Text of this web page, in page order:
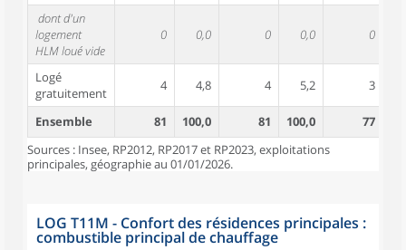
dont d'un
logement
HLM loué vide
0 0,0 0 0,0 0
Logé
gratuitement
4 4,8 4 5,2 3
Ensemble 81 100,0 81 100,0 77
Sources : Insee, RP2012, RP2017 et RP2023, exploitations
principales, géographie au 01/01/2026.
LOG T11M - Confort des résidences principales :
combustible principal de chauffage